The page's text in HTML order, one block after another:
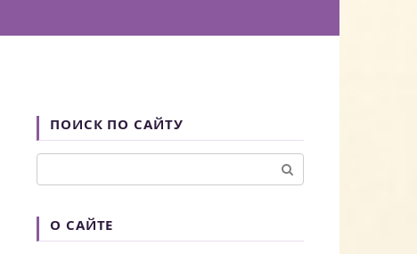
ПОИСК ПО САЙТУ
О САЙТЕ